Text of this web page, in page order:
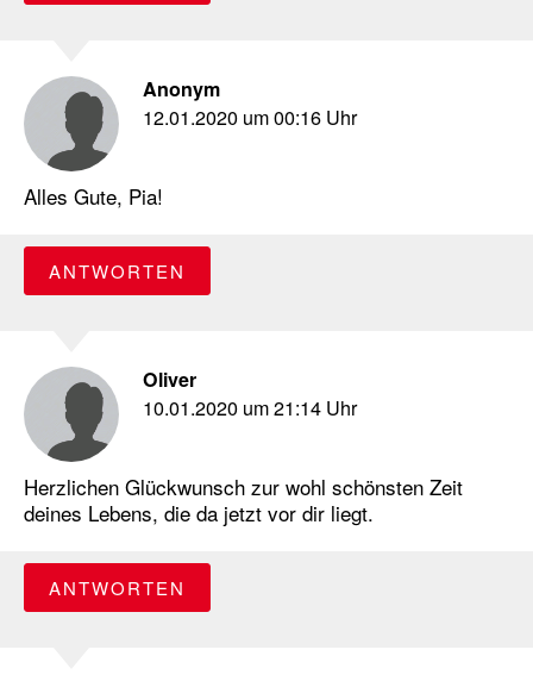
Anonym
12.01.2020 um 00:16 Uhr
Alles Gute, Pia!
ANTWORTEN
Oliver
10.01.2020 um 21:14 Uhr
Herzlichen Glückwunsch zur wohl schönsten Zeit
deines Lebens, die da jetzt vor dir liegt.
ANTWORTEN